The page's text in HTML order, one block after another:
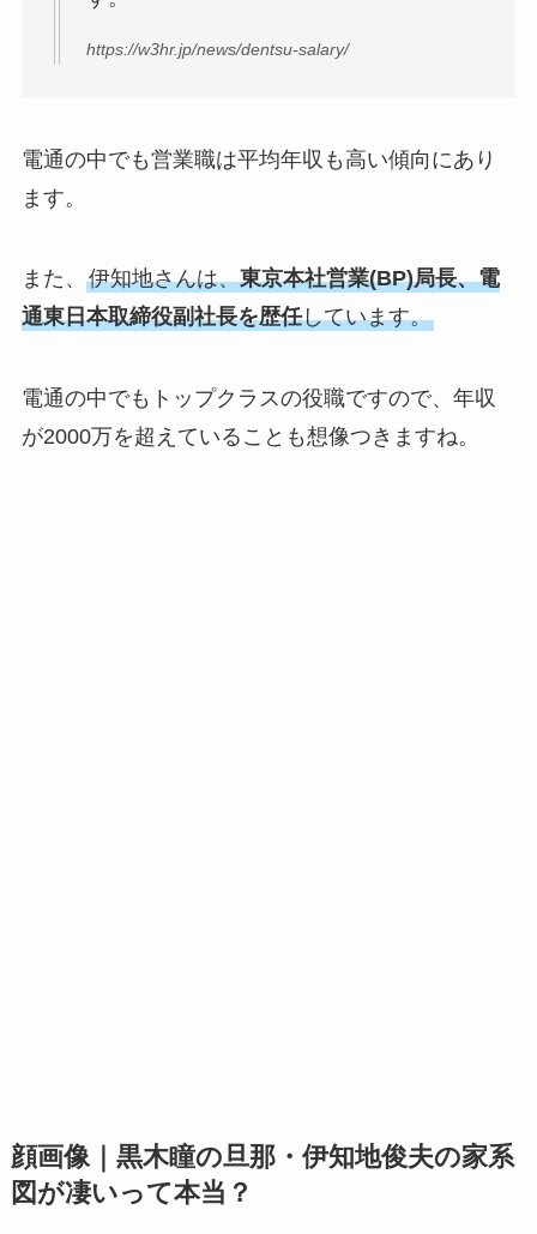
https://w3hr.jp/news/dentsu-salary/
電通の中でも営業職は平均年収も高い傾向にあり
ます。
また、 伊知地さんは、東京本社営業(BP)局長、電
通東日本取締役副社長を歴任しています。
電通の中でもトップクラスの役職ですので、年収
が2000万を超えていることも想像つきますね。
顔画像｜黒木瞳の旦那・伊知地俊夫の家系
図が凄いって本当？